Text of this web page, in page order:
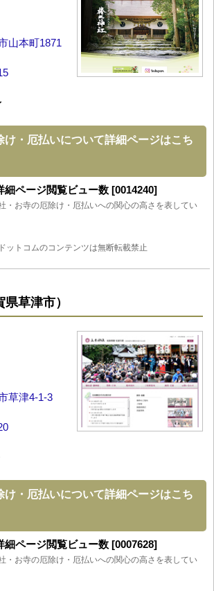
山本町1871
け・厄払いについて詳細ページはこち
細ページ閲覧ビュー数 [0014240]
・お寺の厄除け・厄払いへの関心の高さを表してい
ットコムのコンテンツは無断転載禁止
草津市）
草津4-1-3
け・厄払いについて詳細ページはこち
細ページ閲覧ビュー数 [0007628]
・お寺の厄除け・厄払いへの関心の高さを表してい